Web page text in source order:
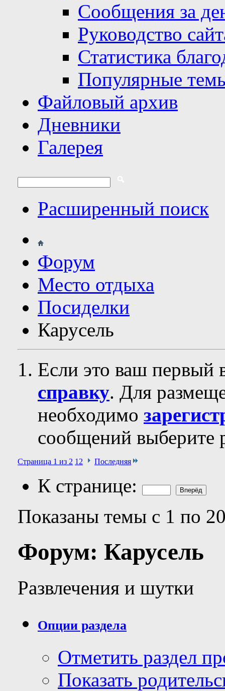
Сообщения за
Руководство
Статистика
Популярные
Файловый архив
Дневники
Галерея
Расширенный поиск
Форум
Место отдыха
Посиделки
Карусель
Если это ваш первый
справку. Для
необходимо
сообщений выберите
Страница 1 из 2 1 2 Последняя
К странице:
Показаны темы с 1 по
Форум: Карусель
Развлечения и шутки
Опции раздела
Отметить раздел
Показать